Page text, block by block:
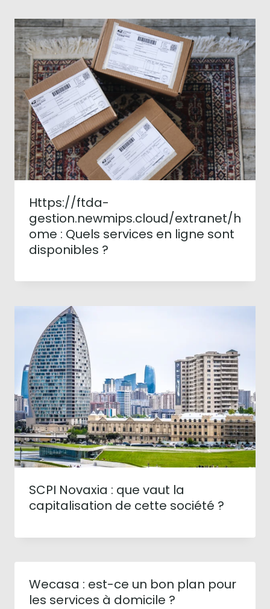
Https://ftda-
gestion.newmips.cloud/extranet/h
ome : Quels services en ligne sont
disponibles ?
SCPI Novaxia : que vaut la
capitalisation de cette société ?
Wecasa : est-ce un bon plan pour
les services à domicile ?